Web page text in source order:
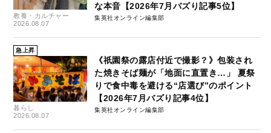
教養・カルチャー
2026.08.07
な本音【2026年7月バズり記事5位】
集英社オンライン編集部
急上昇
暮らし
2026.08.07
《祇園祭の露店付近で撮影？》包装され
た焼きそば麺が「地面に直置き…」 夏祭
りで食中毒を避ける“店選び”のポイント
【2026年7月バズり記事4位】
集英社オンライン編集部